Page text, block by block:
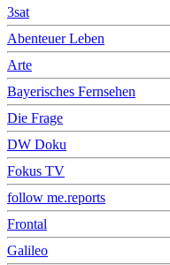
3sat
Abenteuer Leben
Arte
Bayerisches Fernsehen
Die Frage
DW Doku
Fokus TV
follow me.reports
Frontal
Galileo